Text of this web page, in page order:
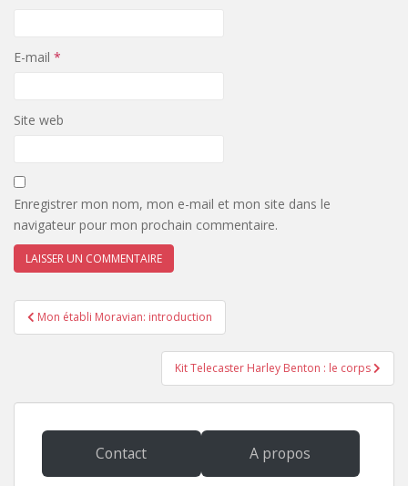
E-mail *
Site web
Enregistrer mon nom, mon e-mail et mon site dans le
navigateur pour mon prochain commentaire.
Navigation
de
Mon établi Moravian: introduction
Kit Telecaster Harley Benton : le corps
Contact A propos